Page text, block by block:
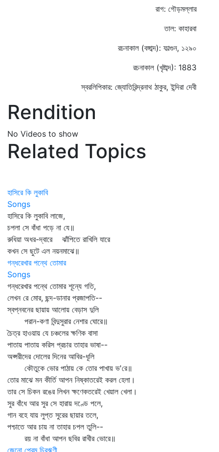
রাগ: গৌড়মল্লার
তাল: কাহারবা
রচনাকাল (বঙ্গাব্দ): ফাল্গুন, ১২৯০
রচনাকাল (খৃষ্টাব্দ): 1883
স্বরলিপিকার: জ্যোতিরিন্দ্রনাথ ঠাকুর, ইন্দিরা দেবী
Rendition
No Videos to show
Related Topics
হাসিরে কি লুকাবি
Songs
হাসিরে কি লুকাবি লাজে,
চপলা সে বাঁধা পড়ে না যে॥
রুধিয়া অধর-দ্বারে ঝাঁপিতে রাখিলি যারে
কখন সে ছুটে এল নয়নমাঝে॥
গন্ধরেখার পন্থে তোমার
Songs
গন্ধরেখার পন্থে তোমার শূন্যে গতি,
লেখন রে মোর, ছন্দ-ডানার প্রজাপতি--
স্বপ্নবনের ছায়ায় আলোয় বেড়াস দুলি
পরান-কণা বিন্দুসুরার নেশার ঘোরে॥
চৈত্র হাওয়ায় যে চঞ্চলের ক্ষণিক বাসা
পাতায় পাতায় করিস প্রচার তাহার ভাষা--
অপ্সরীদের দোলের দিনের আবির-ধূলি
কৌতুকে ভোর পাঠায় কে তোর পাখায় ভ'রে॥
তোর মাঝে মন কীর্তি আপন নিষ্কাতরেই করল হেলা।
তার সে চিকন রঙের লিখন ক্ষণেকতরেই খেয়াল খেলা।
সুর বাঁধে আর সুর সে হারায় দণ্ডে পলে,
গান বহে যায় লুপ্ত সুরের ছায়ার তলে,
পশ্চাতে আর চায় না তাহার চপল তুলি--
রয় না বাঁধা আপন ছবির রাখীর ভোরে॥
জেনো প্রেম চিরঋণী